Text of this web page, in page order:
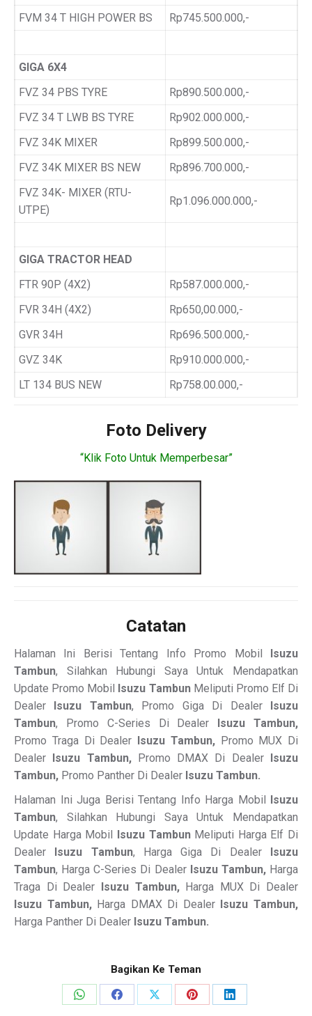
FVM 34 T HIGH POWER BS Rp745.500.000,-
GIGA 6X4
FVZ 34 PBS TYRE
Rp890.500.000,-
FVZ 34 T LWB BS TYRE
Rp902.000.000,-
FVZ 34K MIXER
Rp899.500.000,-
FVZ 34K MIXER BS NEW
Rp896.700.000,-
FVZ 34K- MIXER (RTU-
UTPE)
Rp1.096.000.000,-
GIGA TRACTOR HEAD
FTR 90P (4X2)
Rp587.000.000,-
FVR 34H (4X2)
Rp650,00.000,-
GVR 34H
Rp696.500.000,-
GVZ 34K
Rp910.000.000,-
LT 134 BUS NEW
Rp758.00.000,-
Foto Delivery
“Klik Foto Untuk Memperbesar”
Catatan
Halaman Ini Berisi Tentang Info Promo Mobil Isuzu
Tambun, Silahkan Hubungi Saya Untuk Mendapatkan
Update Promo Mobil Isuzu TambunMeliputi Promo Elf Di
Dealer Isuzu Tambun, Promo Giga Di Dealer Isuzu
Tambun, Promo C-Series Di Dealer Isuzu Tambun,
Promo Traga Di Dealer Isuzu Tambun, Promo MUX Di
Dealer Isuzu Tambun, Promo DMAX Di Dealer Isuzu
Tambun, Promo Panther Di Dealer Isuzu Tambun.
Halaman Ini Juga Berisi Tentang Info Harga Mobil Isuzu
Tambun, Silahkan Hubungi Saya Untuk Mendapatkan
Update Harga Mobil Isuzu TambunMeliputi Harga Elf Di
Dealer Isuzu Tambun, Harga Giga Di Dealer Isuzu
Tambun, Harga C-Series Di Dealer Isuzu Tambun, Harga
Traga Di Dealer Isuzu Tambun, Harga MUX Di Dealer
Isuzu Tambun, Harga DMAX Di Dealer Isuzu Tambun,
Harga Panther Di Dealer Isuzu Tambun.
Bagikan Ke Teman
Share Share Share Share Share